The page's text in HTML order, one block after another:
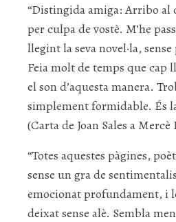
“Distingida amiga: Arribo al
per culpa de vostè. M’he
llegint la seva novel·la,
Feia molt de temps que cap
el son d’aquesta manera.
simplement formidable. És
(Carta de Joan Sales a Mercè
“Totes aquestes pàgines,
sense un gra de
emocionat profundament, i
deixat sense alè. Sembla